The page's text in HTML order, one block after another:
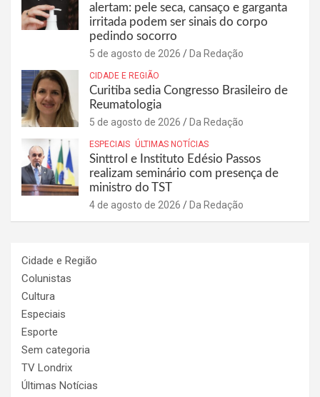
alertam: pele seca, cansaço e garganta
irritada podem ser sinais do corpo
pedindo socorro
5 de agosto de 2026 Da Redação
CIDADE E REGIÃO
Curitiba sedia Congresso Brasileiro de
Reumatologia
5 de agosto de 2026 Da Redação
ESPECIAIS ÚLTIMAS NOTÍCIAS
Sinttrol e Instituto Edésio Passos
realizam seminário com presença de
ministro do TST
4 de agosto de 2026 Da Redação
Cidade e Região
Colunistas
Cultura
Especiais
Esporte
Sem categoria
TV Londrix
Últimas Notícias